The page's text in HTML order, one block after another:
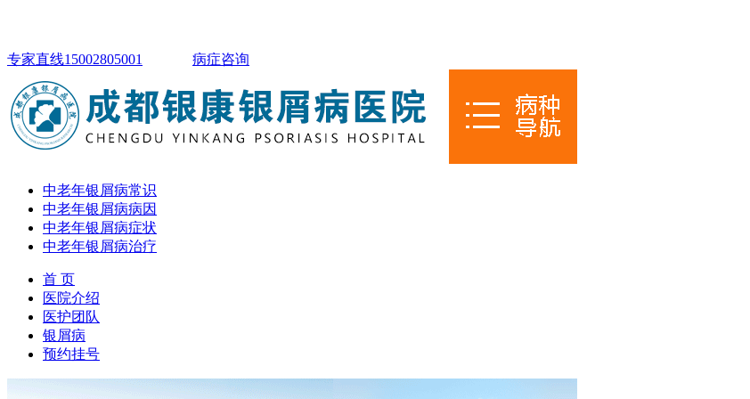
专家直线15002805001 病症咨询
中老年银屑病常识
中老年银屑病病因
中老年银屑病症状
中老年银屑病治疗
首 页
医院介绍
医护团队
银屑病
预约挂号